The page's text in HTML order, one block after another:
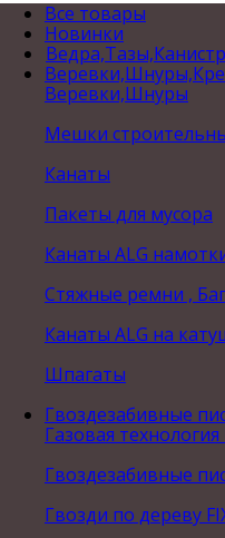
Все товары
Новинки
Веревки,Шнуры
Мешки
Канаты
Пакеты для мусора
Канаты ALG
Стяжные ремни ,
Канаты ALG на
Шпагаты
Гвоздезабивные
Газовая технология
Гвоздезабивные
Гвозди по дереву